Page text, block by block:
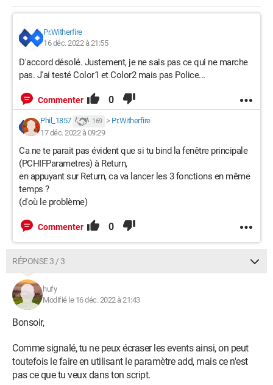
Pr.Witherfire
16 déc. 2022 à 21:55
D'accord désolé. Justement, je ne sais pas ce qui ne marche
pas. J'ai testé Color1 et Color2 mais pas Police...
Commenter 0
Phil_1857 169 > Pr.Witherfire
17 déc. 2022 à 09:29
Ca ne te parait pas évident que si tu bind la fenêtre principale
(PCHIFParametres) à Return,
en appuyant sur Return, ca va lancer les 3 fonctions en même
temps ?
(d'où le problème)
Commenter 0
RÉPONSE 3 / 3
hufy
Modifié le 16 déc. 2022 à 21:43
Bonsoir,
Comme signalé, tu ne peux écraser les events ainsi, on peut
toutefois le faire en utilisant le paramètre add, mais ce n'est
pas ce que tu veux dans ton script.